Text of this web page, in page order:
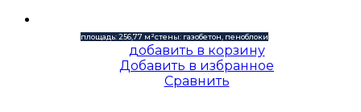
площадь: 256,77 м²стены: газобетон, пеноблоки
добавить в корзину
Добавить в избранное
Сравнить